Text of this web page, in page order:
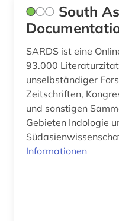
kongress (3)
konkordanz (3)
koptologie (1)
korea (2)
South
SARDS ist eine
93.000
unselbständiger
Zeitschriften,
und sonstigen
Gebieten Indologie
Informationen